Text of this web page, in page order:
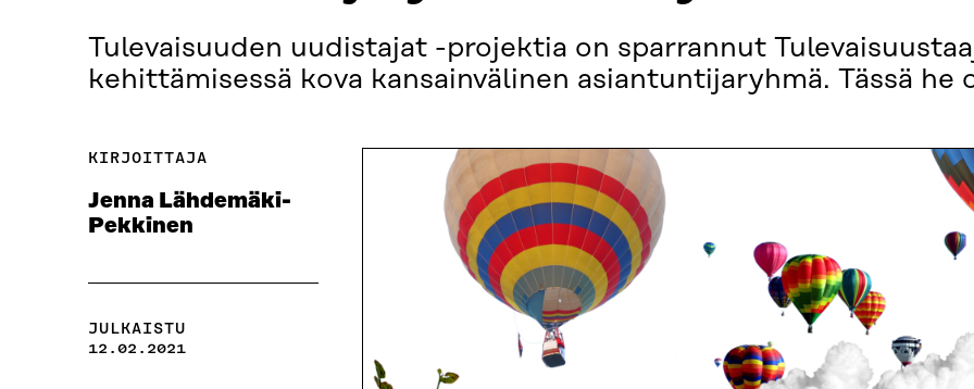
Tulevaisuuden uudistajat -projektia on sparrannut
kehittämisessä kova kansainvälinen asiantuntijaryhmä. Tässä he
KIRJOITTAJA
Jenna Lähdemäki-
Pekkinen
JULKAISTU
12.02.2021